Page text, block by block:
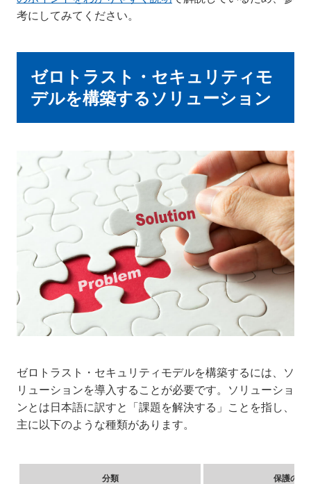
考にしてみてください。
ゼロトラスト・セキュリティモ
デルを構築するソリューション
ゼロトラスト・セキュリティモデルを構築するには、ソ
リューションを導入することが必要です。ソリューショ
ンとは日本語に訳すと「課題を解決する」ことを指し、
主に以下のような種類があります。
分類 保護の対